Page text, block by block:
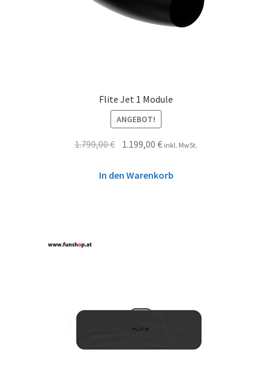
Flite Jet 1 Module
ANGEBOT!
1.799,00€ 1.199,00€ inkl. MwSt.
In den Warenkorb